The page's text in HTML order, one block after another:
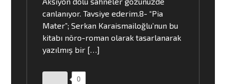
canlanıyor. Tavsiye ederim.8- “Pia
Mater”; Serkan Karaismailoğlu’nun bu
kitabı nöro-roman olarak tasarlanarak
yazılmış bir […]
0